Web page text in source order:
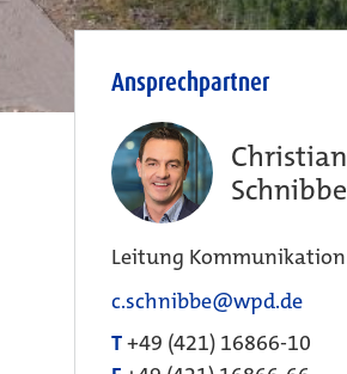
Ansprechpartner
Christian
Schnibbe
Leitung Kommunikation
c.schnibbe@wpd.de
T+49 (421) 16866-10